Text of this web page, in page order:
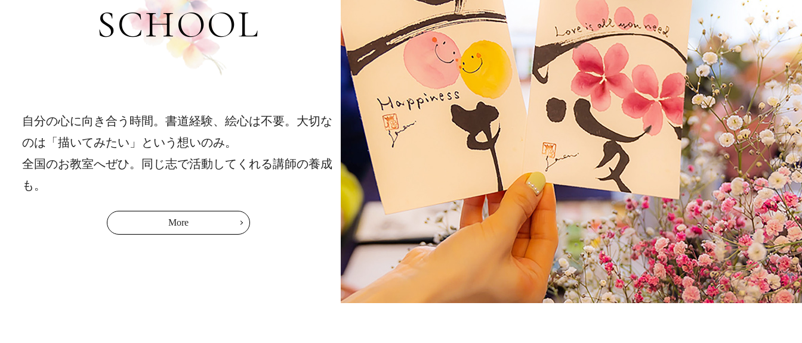
SCHOOL
自分の心に向き合う時間。書道経験、絵心は不要。大切な
のは「描いてみたい」という想いのみ。
全国のお教室へぜひ。同じ志で活動してくれる講師の養成
も。
More